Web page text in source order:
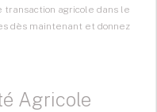
agricole dans le
dès maintenant et donnez
Agricole